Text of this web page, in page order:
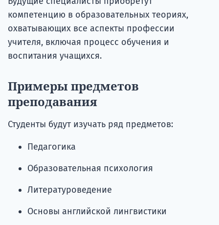
компетенцию в образовательных теориях,
охватывающих все аспекты профессии
учителя, включая процесс обучения и
воспитания учащихся.
Примеры предметов
преподавания
Студенты будут изучать ряд предметов:
Педагогика
Образовательная психология
Литературоведение
Основы английской лингвистики